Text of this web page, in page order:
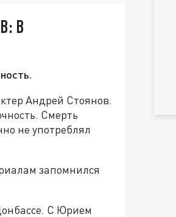
В
Андрей Стоянов.
Смерть
не употреблял
запомнился
С Юрием